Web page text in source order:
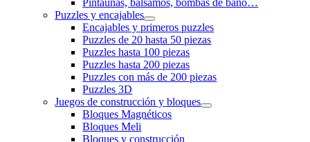
Pintauñas, bálsamos, bombas de baño…
Puzzles y encajables
Encajables y primeros puzzles
Puzzles de 20 hasta 50 piezas
Puzzles hasta 100 piezas
Puzzles hasta 200 piezas
Puzzles con más de 200 piezas
Puzzles 3D
Juegos de construcción y bloques
Bloques Magnéticos
Bloques Meli
Bloques y construcción